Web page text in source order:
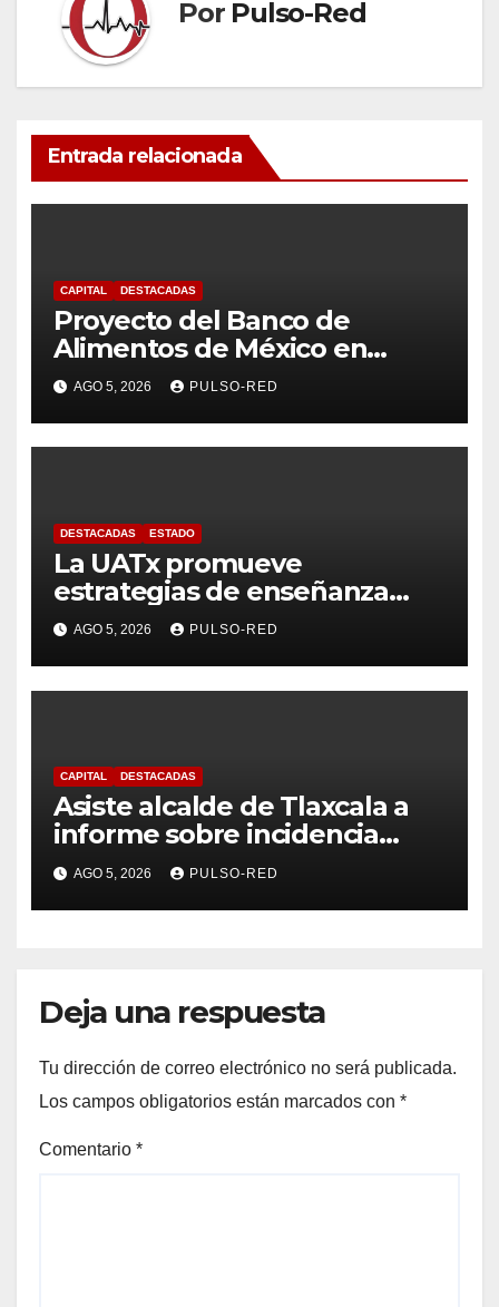
Por Pulso-Red
Entrada relacionada
CAPITAL DESTACADAS
Proyecto del Banco de
Alimentos de México en
Tlaxcala avanza con trabajo
coordinado
AGO 5, 2026 PULSO-RED
DESTACADAS ESTADO
La UATx promueve
estrategias de enseñanza
centradas en el contexto de
sus estudiantes
AGO 5, 2026 PULSO-RED
CAPITAL DESTACADAS
Asiste alcalde de Tlaxcala a
informe sobre incidencia
delictiva refrenda trabajo
coordinado
AGO 5, 2026 PULSO-RED
Deja una respuesta
Tu dirección de correo electrónico no será publicada.
Los campos obligatorios están marcados con *
Comentario *